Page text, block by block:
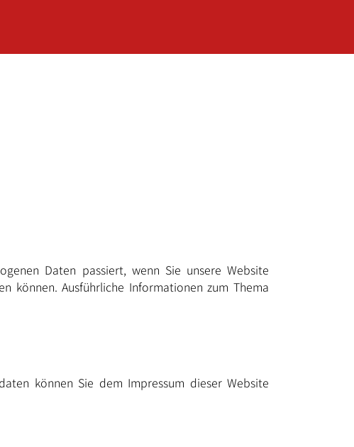
Daten passiert, wenn Sie unsere Website
können. Ausführliche Informationen zum Thema
können Sie dem Impressum dieser Website